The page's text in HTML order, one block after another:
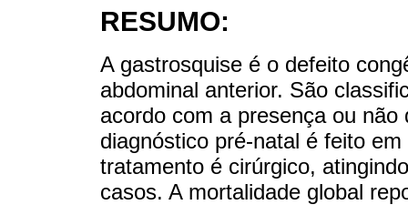
RESUMO:
A gastrosquise é o defeito
abdominal anterior. São
acordo com a presença ou
diagnóstico pré-natal é feito
tratamento é cirúrgico,
casos. A mortalidade global